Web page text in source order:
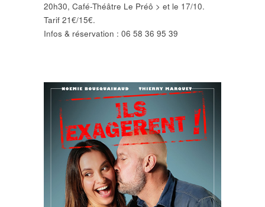
20h30, Café-Théâtre Le Préô > et le 17/10.
Tarif 21€/15€.
Infos & réservation : 06 58 36 95 39